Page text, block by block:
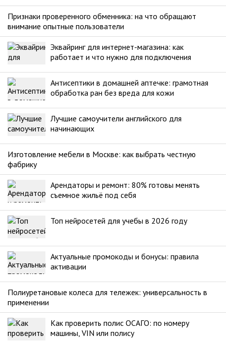
Признаки проверенного обменника: на что обращают
внимание опытные пользователи
Эквайринг для интернет-магазина: как
работает и что нужно для подключения
Антисептики в домашней аптечке: грамотная
обработка ран без вреда для кожи
Лучшие самоучители английского для
начинающих
Изготовление мебели в Москве: как выбрать честную
фабрику
Арендаторы и ремонт: 80% готовы менять
съемное жильё под себя
Топ нейросетей для учебы в 2026 году
Актуальные промокоды и бонусы: правила
активации
Полиуретановые колеса для тележек: универсальность в
применении
Как проверить полис ОСАГО: по номеру
машины, VIN или полису